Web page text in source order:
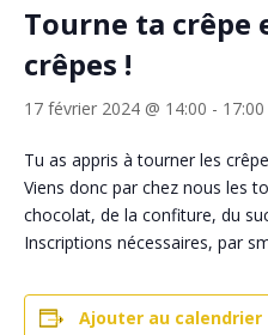
Tourne ta crêpe
crêpes !
17 février 2024 @ 14:00 - 17:00
Tu as appris à tourner les
Viens donc par chez nous les
chocolat, de la confiture, du
Inscriptions nécessaires, par
Ajouter au calendrier